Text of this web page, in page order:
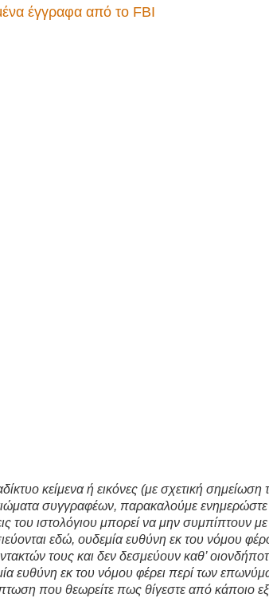
έγγραφα από το FBI
κείμενα ή εικόνες (με σχετική
συγγραφέων, παρακαλούμε ενημερώστε
του ιστολόγιου μπορεί να μην συμπίπτουν
εδώ, ουδεμία ευθύνη εκ του νόμου
τους και δεν δεσμεύουν καθ’
ευθύνη εκ του νόμου φέρει περί των
που θεωρείτε πως θίγεστε από κάποιο